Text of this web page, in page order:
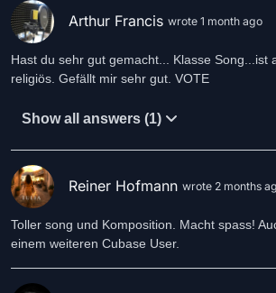
Arthur Francis wrote 1 month ago
Hast du sehr gut gemacht... Klasse Song...ist
religiös. Gefällt mir sehr gut. VOTE
Show all answers (1)
Reiner Hofmann wrote 2 months
Toller song und Komposition. Macht spass!
einem weiteren Cubase User.